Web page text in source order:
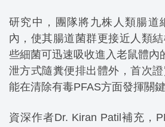
研究中，團隊將九株人類腸道
內，使其腸道菌群更接近人類
些細菌可迅速吸收進入老鼠體內
泄方式隨糞便排出體外，首次
能在清除有毒PFAS方面發揮關鍵
資深作者Dr. Kiran Patil補充，